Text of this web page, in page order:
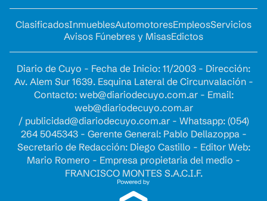
ClasificadosInmueblesAutomotoresEmpleosServicios
Avisos Fúnebres y MisasEdictos
Diario de Cuyo - Fecha de Inicio: 11/2003 - Dirección:
Av. Alem Sur 1639. Esquina Lateral de Circunvalación -
Contacto: web@diariodecuyo.com.ar- Email:
web@diariodecuyo.com.ar
/ publicidad@diariodecuyo.com.ar- Whatsapp: (054)
264 5045343 - Gerente General: Pablo Dellazoppa -
Secretario de Redacción: Diego Castillo - Editor Web:
Mario Romero - Empresa propietaria del medio -
FRANCISCO MONTES S.A.C.I.F.